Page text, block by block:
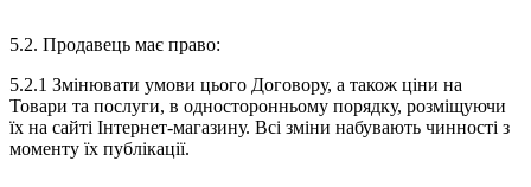
5.2. Продавець має право:
5.2.1 Змінювати умови цього Договору, а також ціни на
Товари та послуги, в односторонньому порядку, розміщуючи
їх на сайті Інтернет-магазину. Всі зміни набувають чинності з
моменту їх публікації.